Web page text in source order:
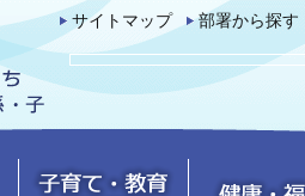
サイトマップ 部署から探す